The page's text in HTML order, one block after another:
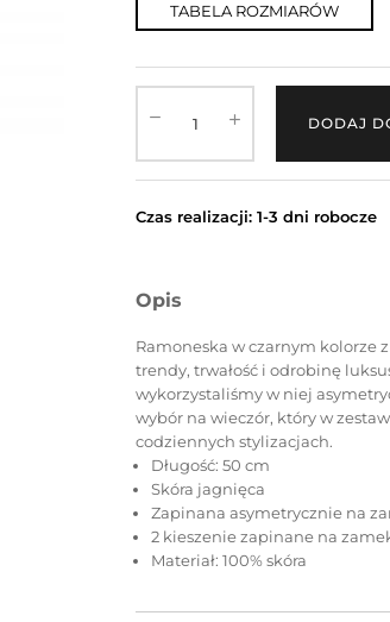
TABELA ROZMIARÓW
DODAJ
Czas realizacji: 1-3 dni robocze
Opis
Ramoneska w czarnym kolorze
trendy, trwałość i odrobinę
wykorzystaliśmy w niej
wybór na wieczór, który w
codziennych stylizacjach.
Długość: 50 cm
Skóra jagnięca
Zapinana asymetrycznie na
2 kieszenie zapinane na
Materiał: 100% skóra